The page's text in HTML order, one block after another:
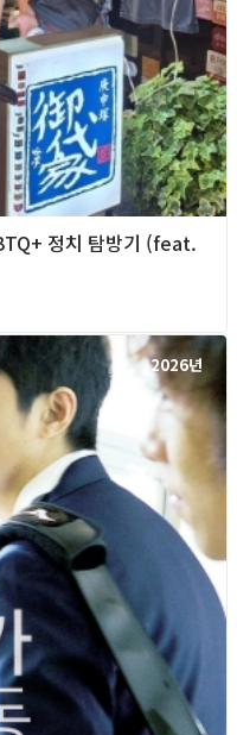
정치 탐방기 (feat.
2026년